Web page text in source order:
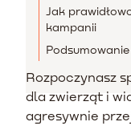
Jak
kampanii
Podsumowanie
Rozpoczynasz
dla zwierząt i
agresywnie